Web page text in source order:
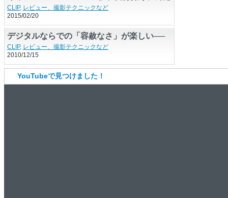
した異色カメラの実力
CLIP, レビュー、撮影テクニックなど
2015/02/20
デジタルならでの「容赦なさ」が楽しい──
ペンタックス「K-5」
CLIP, レビュー、撮影テクニックなど
2010/12/15
YouTubeで見つけました！